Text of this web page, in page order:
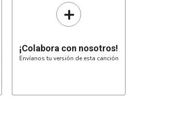
+
¡Colabora con nosotros!
Envíanos tu versión de esta canción